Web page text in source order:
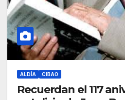
ALDÍA CIBAO
Recuerdan el 117 aniversario de su